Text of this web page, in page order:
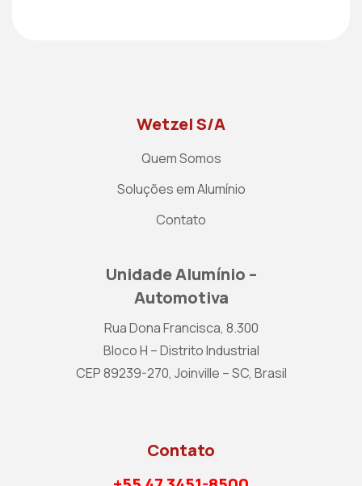
Wetzel S/A
Quem Somos
Soluções em Alumínio
Contato
Unidade Alumínio –
Automotiva
Rua Dona Francisca, 8.300
Bloco H – Distrito Industrial
CEP 89239-270, Joinville – SC, Brasil
Contato